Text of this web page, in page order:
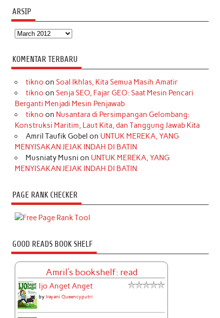
ARSIP
Arsip
KOMENTAR TERBARU
tikno on Soal Ikhlas, Kita Semua Masih Amatir
tikno on Senja SEO, Fajar GEO: Saat Mesin Pencari
Berganti Menjadi Mesin Penjawab
tikno on Nusantara di Persimpangan Gelombang:
Konstruksi Maritim, Laut Kita, dan Tanggung Jawab Kita
Amril Taufik Gobel on UNTUK MEREKA, YANG
MENYISAKAN JEJAK INDAH DI BATIN
Musniaty Musni on UNTUK MEREKA, YANG
MENYISAKAN JEJAK INDAH DI BATIN
PAGE RANK CHECKER
GOOD READS BOOK SHELF
Amril's bookshelf: read
Ijo Anget Anget
byIrayani Queencyputri